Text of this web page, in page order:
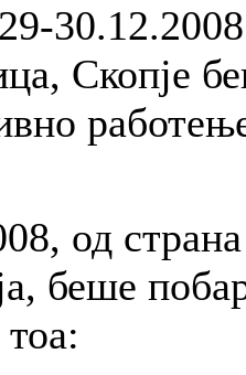
Скопје
од
беше